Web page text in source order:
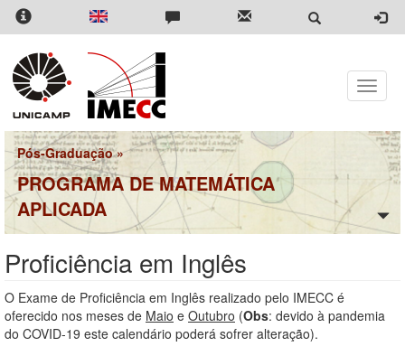
Pular
para
conteúdo
principal
Toggle
Pós-Graduação»
PROGRAMA DE MATEMÁTICA
APLICADA
Proficiência em Inglês
O Exame de Proficiência em Inglês realizado pelo IMECC é
oferecido nos meses de Maio e Outubro (Obs: devido à pandemia
do COVID-19 este calendário poderá sofrer alteração).